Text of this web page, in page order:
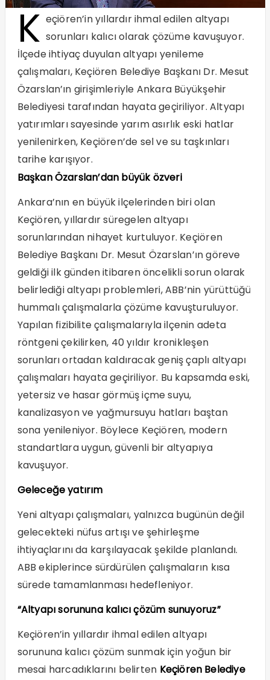
K eçiören’in yıllardır ihmal edilen altyapı
sorunları kalıcı olarak çözüme kavuşuyor.
İlçede ihtiyaç duyulan altyapı yenileme
çalışmaları, Keçiören Belediye Başkanı Dr. Mesut
Özarslan’ın girişimleriyle Ankara Büyükşehir
Belediyesi tarafından hayata geçiriliyor. Altyapı
yatırımları sayesinde yarım asırlık eski hatlar
yenilenirken, Keçiören’de sel ve su taşkınları
tarihe karışıyor.
Başkan Özarslan’dan büyük özveri
Ankara’nın en büyük ilçelerinden biri olan
Keçiören, yıllardır süregelen altyapı
sorunlarından nihayet kurtuluyor. Keçiören
Belediye Başkanı Dr. Mesut Özarslan’ın göreve
geldiği ilk günden itibaren öncelikli sorun olarak
belirlediği altyapı problemleri, ABB’nin yürüttüğü
hummalı çalışmalarla çözüme kavuşturuluyor.
Yapılan fizibilite çalışmalarıyla ilçenin adeta
röntgeni çekilirken, 40 yıldır kronikleşen
sorunları ortadan kaldıracak geniş çaplı altyapı
çalışmaları hayata geçiriliyor. Bu kapsamda eski,
yetersiz ve hasar görmüş içme suyu,
kanalizasyon ve yağmursuyu hatları baştan
sona yenileniyor. Böylece Keçiören, modern
standartlara uygun, güvenli bir altyapıya
kavuşuyor.
Geleceğe yatırım
Yeni altyapı çalışmaları, yalnızca bugünün değil
gelecekteki nüfus artışı ve şehirleşme
ihtiyaçlarını da karşılayacak şekilde planlandı.
ABB ekiplerince sürdürülen çalışmaların kısa
sürede tamamlanması hedefleniyor.
“Altyapı sorununa kalıcı çözüm sunuyoruz”
Keçiören’in yıllardır ihmal edilen altyapı
sorununa kalıcı çözüm sunmak için yoğun bir
mesai harcadıklarını belirten Keçiören Belediye